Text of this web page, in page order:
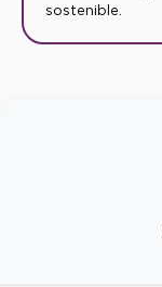
sostenible.